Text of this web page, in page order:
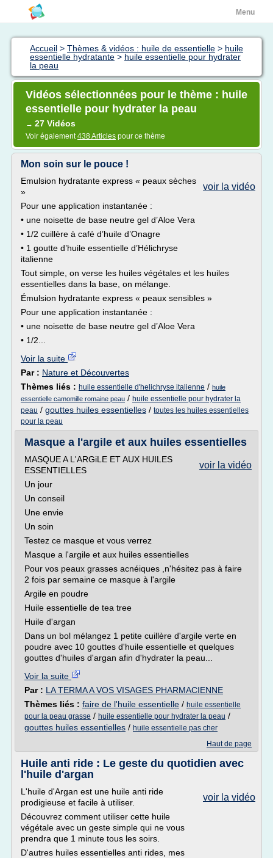
Menu
Accueil > Thèmes & vidéos : huile de essentielle > huile
essentielle hydratante > huile essentielle pour hydrater
la peau
Vidéos sélectionnées pour le thème : huile
essentielle pour hydrater la peau
→ 27 Vidéos
Voir également438 Articles pour ce thème
Mon soin sur le pouce !
voir la vidéo
Emulsion hydratante express « peaux sèches
»
Pour une application instantanée :
• une noisette de base neutre gel d’Aloe Vera
• 1/2 cuillère à café d’huile d’Onagre
• 1 goutte d’huile essentielle d’Hélichryse
italienne
Tout simple, on verse les huiles végétales et les huiles
essentielles dans la base, on mélange.
Émulsion hydratante express « peaux sensibles »
Pour une application instantanée :
• une noisette de base neutre gel d’Aloe Vera
• 1/2...
Voir la suite
Par : Nature et Découvertes
Thèmes liés : huile essentielle d'helichryse italienne / huile
essentielle camomille romaine peau / huile essentielle pour hydrater la
peau / gouttes huiles essentielles / toutes les huiles essentielles
pour la peau
Masque a l'argile et aux huiles essentielles
voir la vidéo
MASQUE A L'ARGiLE ET AUX HUILES
ESSENTIELLES
Un jour
Un conseil
Une envie
Un soin
Testez ce masque et vous verrez
Masque a l'argile et aux huiles essentielles
Pour vos peaux grasses acnéiques ,n'hésitez pas à faire
2 fois par semaine ce masque à l'argile
Argile en poudre
Huile essentielle de tea tree
Huile d'argan
Dans un bol mélangez 1 petite cuillère d'argile verte en
poudre avec 10 gouttes d'huile essentielle et quelques
gouttes d'huiles d'argan afin d'hydrater la peau...
Voir la suite
Par : LA TERMA A VOS VISAGES PHARMACIENNE
Thèmes liés : faire de l'huile essentielle / huile essentielle
pour la peau grasse / huile essentielle pour hydrater la peau /
gouttes huiles essentielles / huile essentielle pas cher
Haut de page
Huile anti ride : Le geste du quotidien avec
l'huile d'argan
voir la vidéo
L'huile d'Argan est une huile anti ride
prodigieuse et facile à utiliser.
Découvrez comment utiliser cette huile
végétale avec un geste simple qui ne vous
prendra que 1 minute tous les soirs.
D'autres huiles essentielles anti rides, mes